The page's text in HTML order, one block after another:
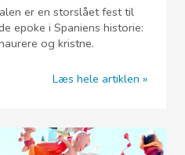
er en storslået fest til
epoke i Spaniens historie:
og kristne.
Læs hele artiklen